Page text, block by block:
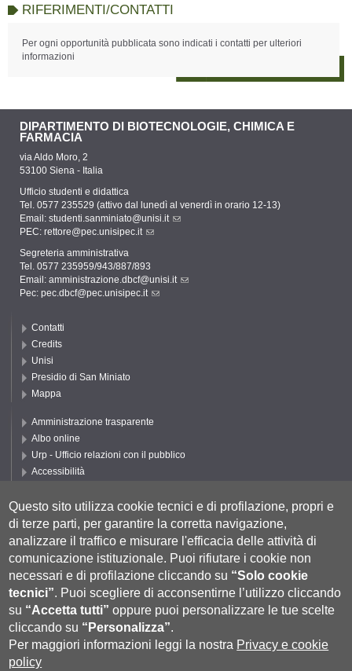
RIFERIMENTI/CONTATTI
Per ogni opportunità pubblicata sono indicati i contatti per ulteriori
informazioni
DIPARTIMENTO DI BIOTECNOLOGIE, CHIMICA E
FARMACIA
via Aldo Moro, 2
53100 Siena - Italia
Ufficio studenti e didattica
Tel. 0577 235529 (attivo dal lunedì al venerdì in orario 12-13)
Email: studenti.sanminiato@unisi.it
PEC: rettore@pec.unisipec.it
Segreteria amministrativa
Tel. 0577 235959/943/887/893
Email: amministrazione.dbcf@unisi.it
Pec: pec.dbcf@pec.unisipec.it
Contatti
Credits
Unisi
Presidio di San Miniato
Mappa
Amministrazione trasparente
Albo online
Urp - Ufficio relazioni con il pubblico
Accessibilità
Cookie settings
Segui UNISI
Questo sito utilizza cookie tecnici e di profilazione, propri e
di terze parti, per garantire la corretta navigazione,
analizzare il traffico e misurare l'efficacia delle attività di
comunicazione istituzionale. Puoi rifiutare i cookie non
necessari e di profilazione cliccando su “Solo cookie
tecnici”. Puoi scegliere di acconsentirne l’utilizzo cliccando
su “Accetta tutti” oppure puoi personalizzare le tue scelte
cliccando su “Personalizza”.
Per maggiori informazioni leggi la nostra Privacy e cookie
policy